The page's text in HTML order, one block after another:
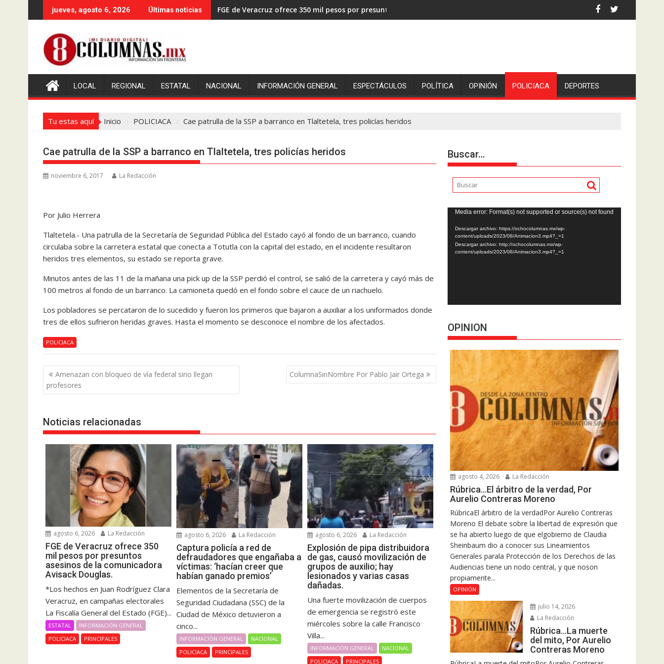
al
jueves, agosto 6, 2026 Últimas noticias FGE de Veracruz ofrece 350 mil pesos por presuntos asesinos de la comunicadora Avisack Douglas.
LOCAL REGIONAL ESTATAL NACIONAL INFORMACIÓN GENERAL ESPECTÁCULOS POLÍTICA OPINIÓN POLICIACA DEPORTES
Tu estas aquí Inicio POLICIACA Cae patrulla de la SSP a barranco en Tlaltetela, tres policías heridos
Cae patrulla de la SSP a barranco en Tlaltetela, tres policías heridos
noviembre 6, 2017 La Redacción
Por Julio Herrera
Tlaltetela.- Una patrulla de la Secretaría de Seguridad Pública del Estado cayó al fondo de un barranco, cuando
circulaba sobre la carretera estatal que conecta a Totutla con la capital del estado, en el incidente resultaron
heridos tres elementos, su estado se reporta grave.
Minutos antes de las 11 de la mañana una pick up de la SSP perdió el control, se salió de la carretera y cayó más de
100 metros al fondo de un barranco. La camioneta quedó en el fondo sobre el cauce de un riachuelo.
Los pobladores se percataron de lo sucedido y fueron los primeros que bajaron a auxiliar a los uniformados donde
tres de ellos sufrieron heridas graves. Hasta el momento se desconoce el nombre de los afectados.
POLICIACA
Navegación
de
entradas
Amenazan con bloqueo de vía federal sino llegan
profesores
ColumnaSinNombre Por Pablo Jair Ortega
Noticias relacionadas
agosto 6, 2026 La Redacción
FGE de Veracruz ofrece 350
mil pesos por presuntos
asesinos de la comunicadora
Avisack Douglas.
*Los hechos en Juan Rodríguez Clara
Veracruz, en campañas electorales
La Fiscalía General del Estado (FGE)...
ESTATAL
INFORMACIÓN GENERAL
POLICIACA
PRINCIPALES
agosto 6, 2026 La Redacción
Captura policía a red de
defraudadores que engañaba a
víctimas: ‘hacían creer que
habían ganado premios’
Elementos de la Secretaría de
Seguridad Ciudadana (SSC) de la
Ciudad de México detuvieron a
cinco...
INFORMACIÓN GENERAL
NACIONAL
POLICIACA
PRINCIPALES
agosto 6, 2026 La Redacción
Explosión de pipa distribuidora
de gas, causó movilización de
grupos de auxilio; hay
lesionados y varias casas
dañadas.
Una fuerte movilización de cuerpos
de emergencia se registró este
miércoles sobre la calle Francisco
Villa...
INFORMACIÓN GENERAL
NACIONAL
POLICIACA
PRINCIPALES
Buscar…
Reproductor
de
vídeo
Media error: Format(s) not supported or source(s) not found
Descargar archivo: https://ochocolumnas.mx/wp-
content/uploads/2023/08/Animacion3.mp4?_=1
Descargar archivo: http://ochocolumnas.mx/wp-
content/uploads/2023/08/Animacion3.mp4?_=1
OPINION
agosto 4, 2026 La Redacción
Rúbrica…El árbitro de la verdad, Por
Aurelio Contreras Moreno
RúbricaEl árbitro de la verdadPor Aurelio Contreras
Moreno El debate sobre la libertad de expresión que
se ha abierto luego de que elgobierno de Claudia
Sheinbaum dio a conocer sus Lineamientos
Generales parala Protección de los Derechos de las
Audiencias tiene un nodo central, y que noson
propiamente...
OPINIÓN
julio 14, 2026
La Redacción
Rúbrica…La muerte
del mito, Por Aurelio
Contreras Moreno